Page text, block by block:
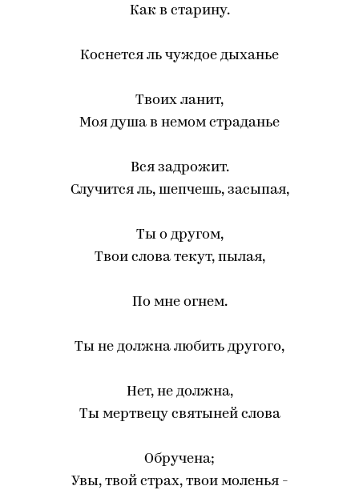
Как в старину.
Коснется ль чуждое дыханье
Твоих ланит,
Моя душа в немом страданье
Вся задрожит.
Случится ль, шепчешь, засыпая,
Ты о другом,
Твои слова текут, пылая,
По мне огнем.
Ты не должна любить другого,
Нет, не должна,
Ты мертвецу святыней слова
Обручена;
Увы, твой страх, твои моленья -